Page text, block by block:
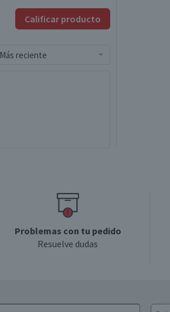
Calificar producto
Más reciente
Problemas con tu pedido
Resuelve dudas